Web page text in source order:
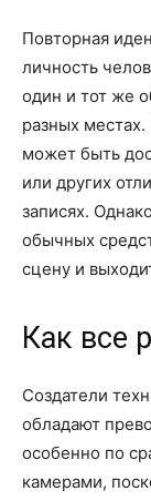
Повторная
личность
один и тот же
разных
может быть
или других
записях.
обычных
сцену и
Как все
Создатели
обладают
особенно по
камерами,